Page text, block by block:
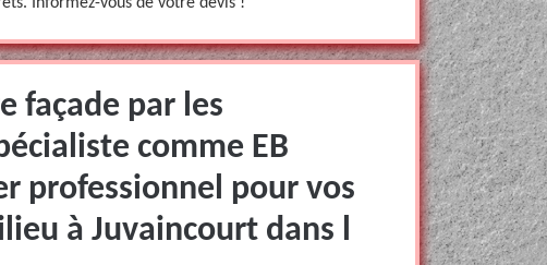
façade par les
comme EB
professionnel pour vos
à Juvaincourt dans l